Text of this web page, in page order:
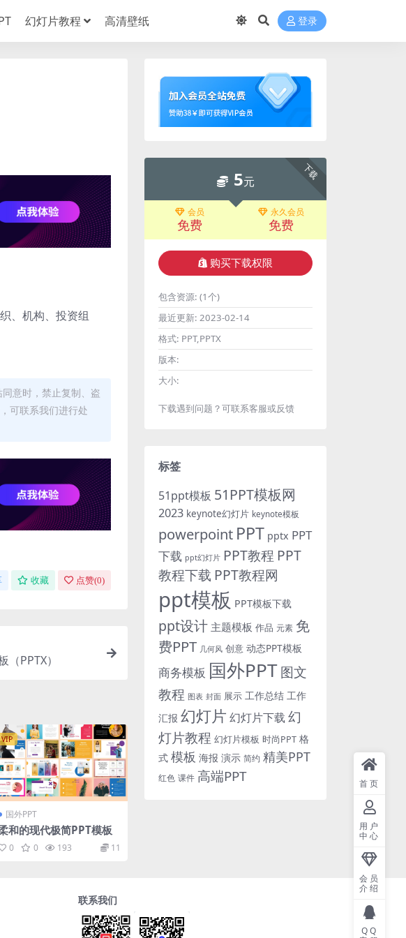
幻灯片教程 高清壁纸 登录
、机构、投资组
意时，禁止复制、盗
可联系我们进行处
收藏 点赞(0)
PPTX）
VIP
国外PPT
和的现代极简PPT模板
0 0 193 11
下载
5元
会员
免费
永久会员
免费
购买下载权限
包含资源: (1个)
最近更新: 2023-02-14
格式: PPT,PPTX
版本:
大小:
下载遇到问题？可联系客服或反馈
标签
51ppt模板 51PPT模板网
2023 keynote幻灯片 keynote模板
powerpoint PPT pptx PPT
下载 ppt幻灯片 PPT教程 PPT
教程下载 PPT教程网
ppt模板 PPT模板下载
ppt设计 主题模板 作品 元素 免
费PPT 几何风 创意 动态PPT模板
商务模板 国外PPT图文
教程 图表 封面 展示 工作总结 工作
汇报 幻灯片 幻灯片下载 幻
灯片教程 幻灯片模板 时尚PPT 格
式 模板 海报 演示 简约 精美PPT
红色 课件 高端PPT
联系我们
首页
用户
中心
会员
介绍
QQ